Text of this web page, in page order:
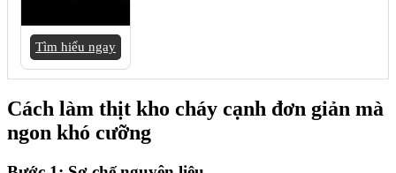
Tìm hiểu ngay
Cách làm thịt kho cháy cạnh đơn giản mà
ngon khó cưỡng